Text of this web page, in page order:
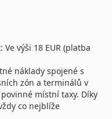
výši 18 EUR (platba
náklady spojené s
zón a terminálů v
místní taxy. Díky
co nejblíže